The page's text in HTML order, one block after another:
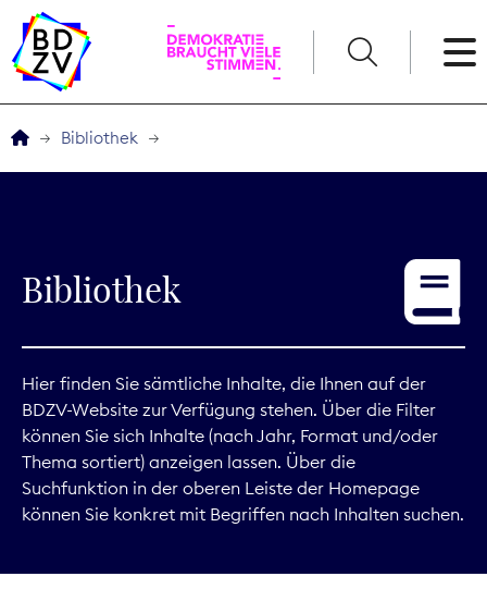
Service
Digitales
Kommunikation
Marktdaten
Bibliothek
Bibliothek
Hier finden Sie sämtliche Inhalte, die Ihnen auf der
BDZV-Website zur Verfügung stehen. Über die Filter
können Sie sich Inhalte (nach Jahr, Format und/oder
Thema sortiert) anzeigen lassen. Über die
Suchfunktion in der oberen Leiste der Homepage
können Sie konkret mit Begriffen nach Inhalten suchen.